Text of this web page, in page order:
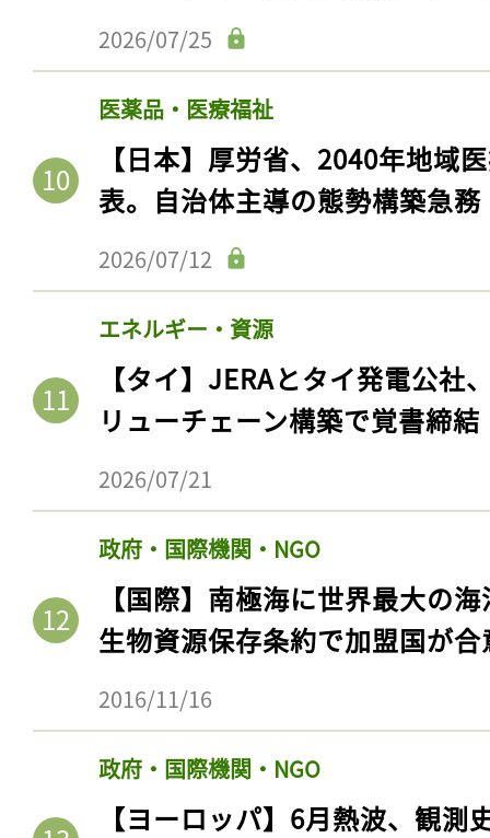
2026/07/25
医薬品・医療福祉
【日本】厚労省、2040年地域
表。自治体主導の態勢構築急務
2026/07/12
エネルギー・資源
【タイ】JERAとタイ発電公社
リューチェーン構築で覚書締結
2026/07/21
政府・国際機関・NGO
【国際】南極海に世界最大の
生物資源保存条約で加盟国が合
2016/11/16
政府・国際機関・NGO
【ヨーロッパ】6月熱波、観
会員登録